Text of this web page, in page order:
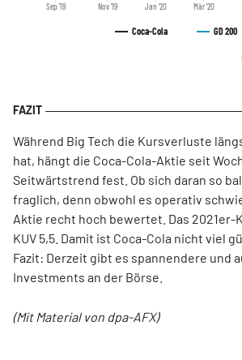
Coca-Cola GD 200
Sep '19 Nov '19 Jan '20 Mär '20
Während Big Tech die Kursverluste
hat, hängt die Coca-Cola-Aktie seit
Seitwärtstrend fest. Ob sich daran so
fraglich, denn obwohl es operativ
Aktie recht hoch bewertet. Das 2021er-
KUV 5,5. Damit ist Coca-Cola nicht viel
Fazit: Derzeit gibt es spannendere und
Investments an der Börse.
(Mit Material von dpa-AFX)